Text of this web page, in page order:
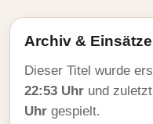
Archiv & Einsätze
Dieser Titel wurde
22:53 Uhr und
Uhr gespielt.